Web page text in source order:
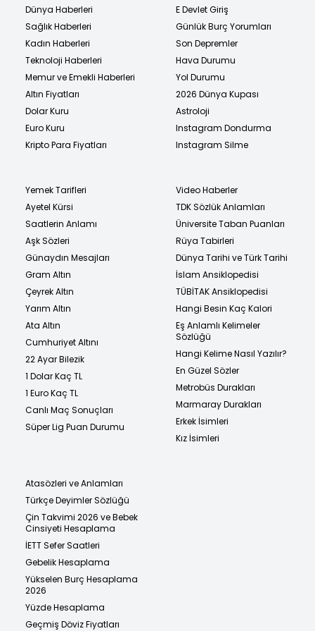
Dünya Haberleri
Sağlık Haberleri
Kadın Haberleri
Teknoloji Haberleri
Memur ve Emekli Haberleri
Altın Fiyatları
Dolar Kuru
Euro Kuru
Kripto Para Fiyatları
E Devlet Giriş
Günlük Burç Yorumları
Son Depremler
Hava Durumu
Yol Durumu
2026 Dünya Kupası
Astroloji
Instagram Dondurma
Instagram Silme
Yemek Tarifleri
Ayetel Kürsi
Saatlerin Anlamı
Aşk Sözleri
Günaydın Mesajları
Gram Altın
Çeyrek Altın
Yarım Altın
Ata Altın
Cumhuriyet Altını
22 Ayar Bilezik
1 Dolar Kaç TL
1 Euro Kaç TL
Canlı Maç Sonuçları
Süper Lig Puan Durumu
Video Haberler
TDK Sözlük Anlamları
Üniversite Taban Puanları
Rüya Tabirleri
Dünya Tarihi ve Türk Tarihi
İslam Ansiklopedisi
TÜBİTAK Ansiklopedisi
Hangi Besin Kaç Kalori
Eş Anlamlı Kelimeler
Sözlüğü
Hangi Kelime Nasıl Yazılır?
En Güzel Sözler
Metrobüs Durakları
Marmaray Durakları
Erkek İsimleri
Kız İsimleri
Atasözleri ve Anlamları
Türkçe Deyimler Sözlüğü
Çin Takvimi 2026 ve Bebek
Cinsiyeti Hesaplama
İETT Sefer Saatleri
Gebelik Hesaplama
Yükselen Burç Hesaplama
2026
Yüzde Hesaplama
Geçmiş Döviz Fiyatları